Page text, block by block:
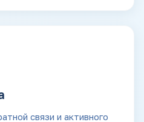
связи и активного